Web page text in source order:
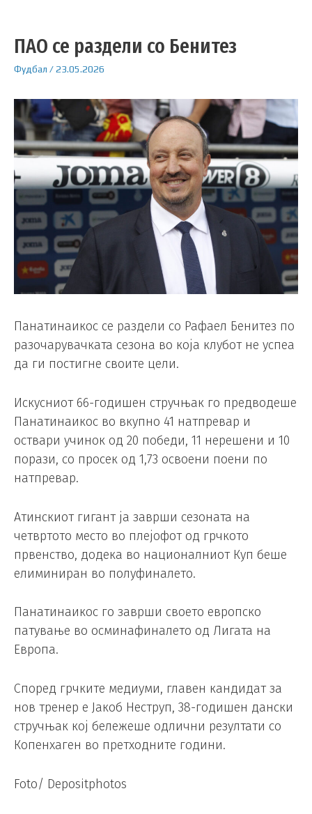
ПАО се раздели со Бенитез
Фудбал /23.05.2026
Панатинаикос се раздели со Рафаел Бенитез по
разочарувачката сезона во која клубот не успеа
да ги постигне своите цели.
Искусниот 66-годишен стручњак го предводеше
Панатинаикос во вкупно 41 натпревар и
оствари учинок од 20 победи, 11 нерешени и 10
порази, со просек од 1,73 освоени поени по
натпревар.
Атинскиот гигант ја заврши сезоната на
четвртото место во плејофот од грчкото
првенство, додека во националниот Куп беше
елиминиран во полуфиналето.
Панатинаикос го заврши своето европско
патување во осминафиналето од Лигата на
Европа.
Според грчките медиуми, главен кандидат за
нов тренер е Јакоб Неструп, 38-годишен дански
стручњак кој бележеше одлични резултати со
Копенхаген во претходните години.
Foto/ Depositphotos